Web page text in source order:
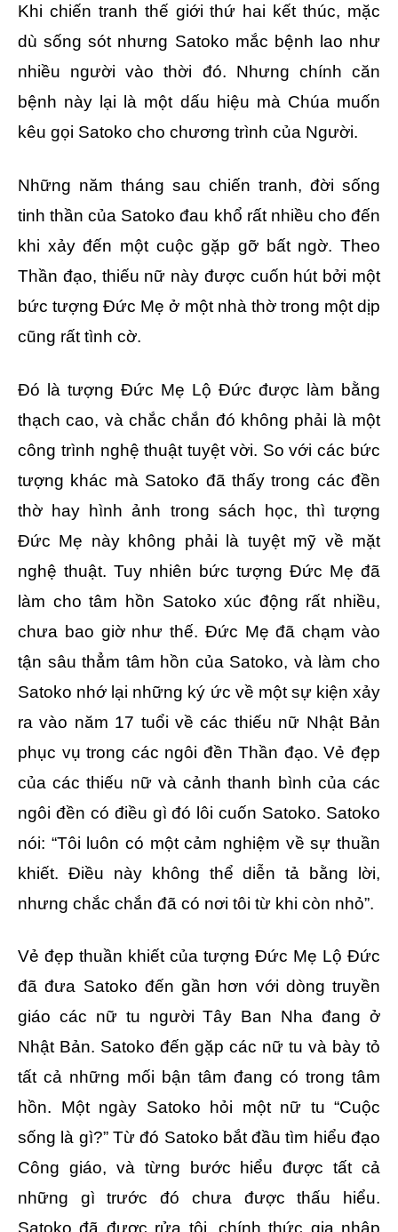
Khi chiến tranh thế giới thứ hai kết thúc, mặc
dù sống sót nhưng Satoko mắc bệnh lao như
nhiều người vào thời đó. Nhưng chính căn
bệnh này lại là một dấu hiệu mà Chúa muốn
kêu gọi Satoko cho chương trình của Người.
Những năm tháng sau chiến tranh, đời sống
tinh thần của Satoko đau khổ rất nhiều cho đến
khi xảy đến một cuộc gặp gỡ bất ngờ. Theo
Thần đạo, thiếu nữ này được cuốn hút bởi một
bức tượng Đức Mẹ ở một nhà thờ trong một dịp
cũng rất tình cờ.
Đó là tượng Đức Mẹ Lộ Đức được làm bằng
thạch cao, và chắc chắn đó không phải là một
công trình nghệ thuật tuyệt vời. So với các bức
tượng khác mà Satoko đã thấy trong các đền
thờ hay hình ảnh trong sách học, thì tượng
Đức Mẹ này không phải là tuyệt mỹ về mặt
nghệ thuật. Tuy nhiên bức tượng Đức Mẹ đã
làm cho tâm hồn Satoko xúc động rất nhiều,
chưa bao giờ như thế. Đức Mẹ đã chạm vào
tận sâu thẳm tâm hồn của Satoko, và làm cho
Satoko nhớ lại những ký ức về một sự kiện xảy
ra vào năm 17 tuổi về các thiếu nữ Nhật Bản
phục vụ trong các ngôi đền Thần đạo. Vẻ đẹp
của các thiếu nữ và cảnh thanh bình của các
ngôi đền có điều gì đó lôi cuốn Satoko. Satoko
nói: “Tôi luôn có một cảm nghiệm về sự thuần
khiết. Điều này không thể diễn tả bằng lời,
nhưng chắc chắn đã có nơi tôi từ khi còn nhỏ”.
Vẻ đẹp thuần khiết của tượng Đức Mẹ Lộ Đức
đã đưa Satoko đến gần hơn với dòng truyền
giáo các nữ tu người Tây Ban Nha đang ở
Nhật Bản. Satoko đến gặp các nữ tu và bày tỏ
tất cả những mối bận tâm đang có trong tâm
hồn. Một ngày Satoko hỏi một nữ tu “Cuộc
sống là gì?” Từ đó Satoko bắt đầu tìm hiểu đạo
Công giáo, và từng bước hiểu được tất cả
những gì trước đó chưa được thấu hiểu.